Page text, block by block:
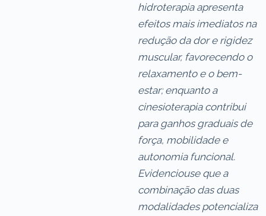
hidroterapia apresenta
efeitos mais imediatos na
redução da dor e rigidez
muscular, favorecendo o
relaxamento e o bem-
estar; enquanto a
cinesioterapia contribui
para ganhos graduais de
força, mobilidade e
autonomia funcional.
Evidenciouseque a
combinação das duas
modalidades potencializa